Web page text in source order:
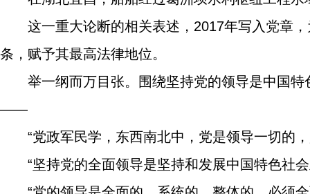
这一重大论断的相关表述，2017年写入党章
条，赋予其最高法律地位。
举一纲而万目张。围绕坚持党的领导是中国
——
“党政军民学，东西南北中，党是领导一切的
“坚持党的全面领导是坚持和发展中国特色社